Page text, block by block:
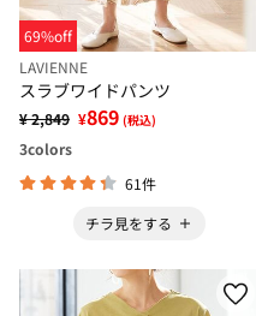
69%off
LAVIENNE
スラブワイドパンツ
¥ 2,849 ¥869 (税込)
3colors
61件
チラ見をする